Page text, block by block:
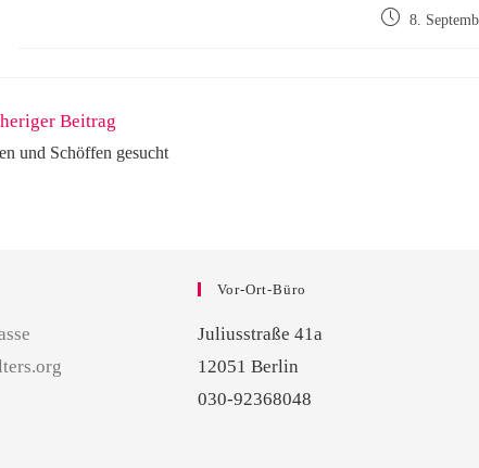
8.
Beitrag
und Schöffen gesucht
Vor-Ort-Büro
Juliusstraße 41a
12051 Berlin
030-92368048